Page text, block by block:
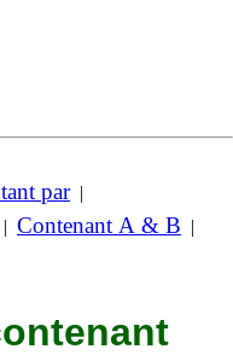
par|
| Contenant A & B |